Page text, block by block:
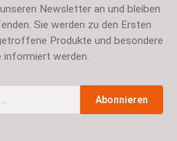
Newsletter an und bleiben
Sie werden zu den Ersten
Produkte und besondere
informiert werden.
Abonnieren